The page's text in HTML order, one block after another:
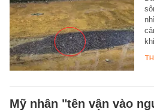
Mỹ nhân "tên vận vào